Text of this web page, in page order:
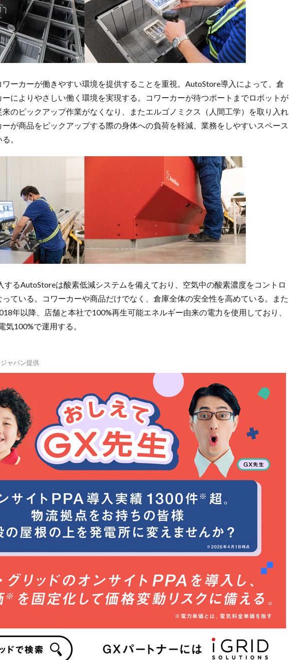
ワーカーが働きやすい環境を提供することを重視。AutoStore導入によって、倉
によりやさしい働く環境を実現する。コワーカーが待つポートまでロボットが
のピックアップ作業がなくなり、またエルゴノミクス（人間工学）を取り入れ
が商品をピックアップする際の身体への負荷を軽減、業務をしやすいスペース
。
するAutoStoreは酸素低減システムを備えており、空気中の酸素濃度をコントロ
ている。コワーカーや商品だけでなく、倉庫全体の安全性を高めている。また
年以降、店舗と本社で100%再生可能エネルギー由来の電力を使用しており、
気100%で運用する。
ャパン提供